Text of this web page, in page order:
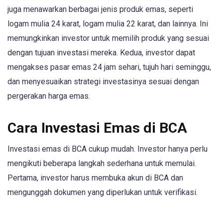
juga menawarkan berbagai jenis produk emas, seperti
logam mulia 24 karat, logam mulia 22 karat, dan lainnya. Ini
memungkinkan investor untuk memilih produk yang sesuai
dengan tujuan investasi mereka. Kedua, investor dapat
mengakses pasar emas 24 jam sehari, tujuh hari seminggu,
dan menyesuaikan strategi investasinya sesuai dengan
pergerakan harga emas.
Cara Investasi Emas di BCA
Investasi emas di BCA cukup mudah. Investor hanya perlu
mengikuti beberapa langkah sederhana untuk memulai.
Pertama, investor harus membuka akun di BCA dan
mengunggah dokumen yang diperlukan untuk verifikasi.